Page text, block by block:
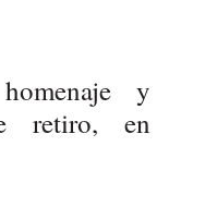
y
retiro, en